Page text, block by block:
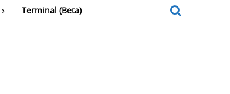
Terminal (Beta)